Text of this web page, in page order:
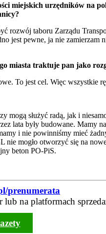
miejskich urzędników na
rozwój taboru Zarządu
jest pewne, ja nie zamierzam
miasta traktuje pan jako
To jest cel. Więc wszystkie
służyć radą, jak i
lata były budowane. Mamy
i nie powinniśmy mieć
nie mogło otworzyć się na
beton PO-PiS.
prenumerata
na platformach